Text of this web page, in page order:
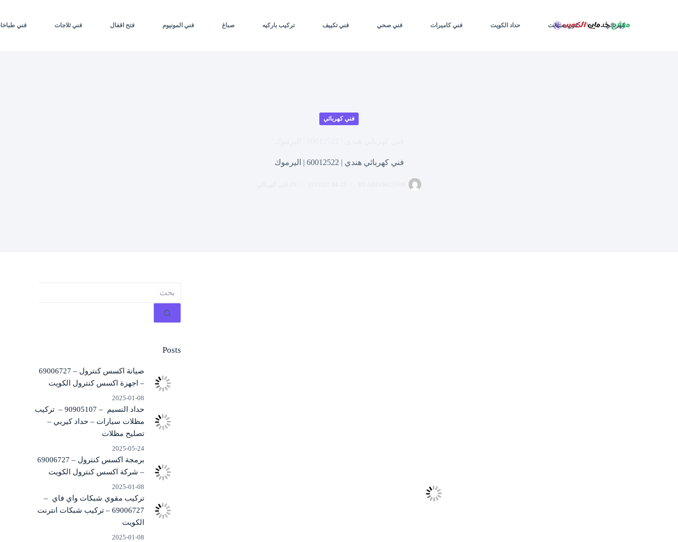
كهربائي فني ستلايت حداد الكويت فني كاميرات فني صحي فني تكييف تركيب باركيه صباغ فني المونيوم فتح اقفال فني ثلاجات فني
فني كهربائي
فني كهربائي هندي | 60012522 | اليرموك
توجد
نتائج
Posts
صيانة اكسس كنترول – 69006727
– اجهزة اكسس كنترول الكويت
2025-01-08
حداد النسيم – 90905107 – تركيب
مظلات سيارات – حداد كيربي –
تصليح مظلات
2025-05-24
برمجة اكسس كنترول – 69006727
– شركة اكسس كنترول الكويت
2025-01-08
تركيب مقوي شبكات واي فاي –
69006727 – تركيب شبكات انترنت
الكويت
2025-01-08